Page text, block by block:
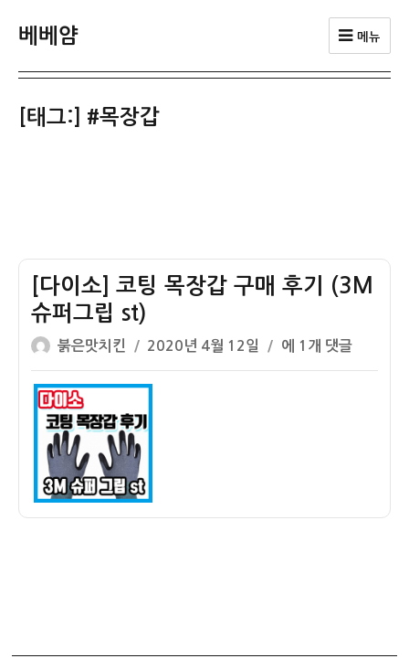
베베얌 메뉴
[태그:] #목장갑
[다이소] 코팅 목장갑 구매 후기 (3M
슈퍼그립 st)
글
쓴
이
붉은맛치킨
작
성
일
자
2020년 4월 12일
[다
이
에 1개 댓글